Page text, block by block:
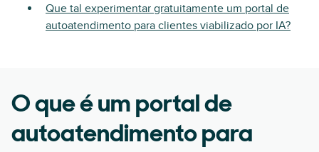
Que tal experimentar gratuitamente um portal de
autoatendimento para clientes viabilizado por IA?
O que é um portal de
autoatendimento para